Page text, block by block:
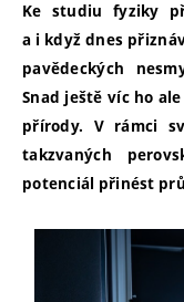
Ke studiu fyziky
a i když dnes
pavědeckých
Snad ještě víc ho
přírody. V rámci
takzvaných
potenciál přinést